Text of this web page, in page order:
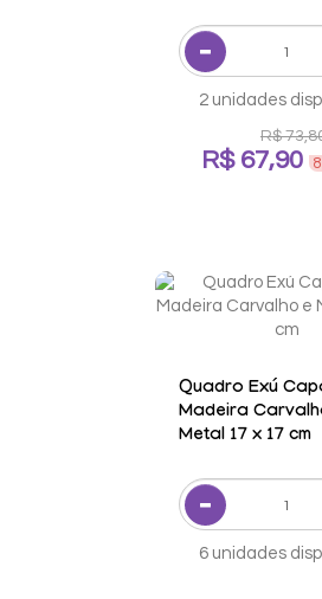
2 unidades
R$
R$ 67,90
Quadro Exú
Madeira
Metal 17 x 17 cm
6 unidades